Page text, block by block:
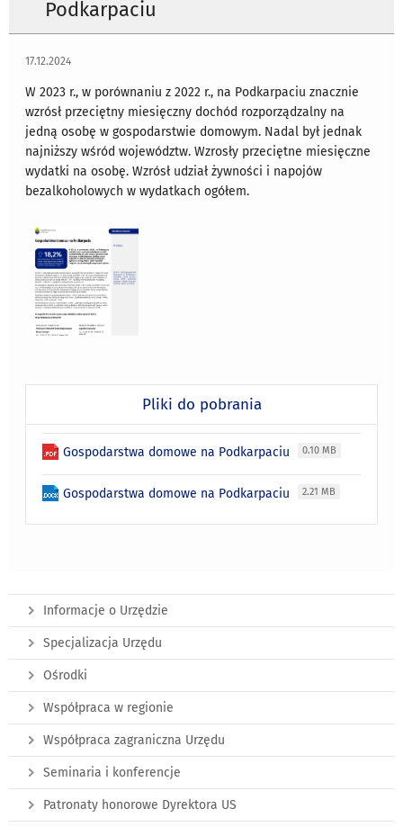
Podkarpaciu
17.12.2024
W 2023 r., w porównaniu z 2022 r., na Podkarpaciu znacznie
wzrósł przeciętny miesięczny dochód rozporządzalny na
jedną osobę w gospodarstwie domowym. Nadal był jednak
najniższy wśród województw. Wzrosły przeciętne miesięczne
wydatki na osobę. Wzrósł udział żywności i napojów
bezalkoholowych w wydatkach ogółem.
Pliki do pobrania
Gospodarstwa domowe na Podkarpaciu 0.10 MB
Gospodarstwa domowe na Podkarpaciu 2.21 MB
Informacje o Urzędzie
Specjalizacja Urzędu
Ośrodki
Współpraca w regionie
Współpraca zagraniczna Urzędu
Seminaria i konferencje
Patronaty honorowe Dyrektora US